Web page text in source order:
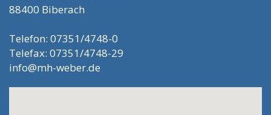
88400 Biberach
Telefon: 07351/4748-0
Telefax: 07351/4748-29
info@mh-weber.de